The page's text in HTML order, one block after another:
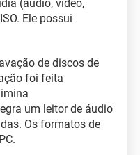
(áudio, vídeo,
Ele possui
de discos de
foi feita
um leitor de áudio
Os formatos de